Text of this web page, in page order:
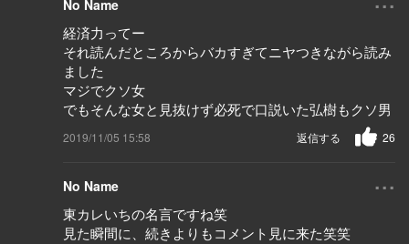
No Name
経済力ってー
それ読んだところからバカすぎてニヤつきながら読み
ました
マジでクソ女
でもそんな女と見抜けず必死で口説いた弘樹もクソ男
2019/11/05 15:58 26
返信する
No Name ...
東カレいちの名言ですね笑
見た瞬間に、続きよりもコメント見に来た笑笑